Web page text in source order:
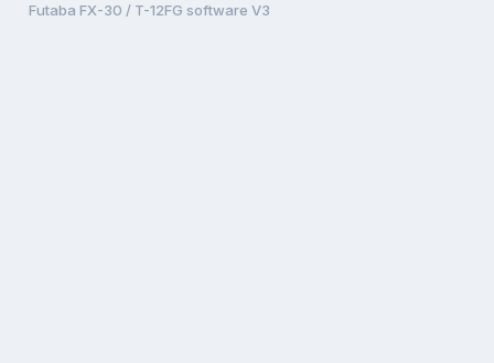
Futaba FX-30 / T-12FG software V3